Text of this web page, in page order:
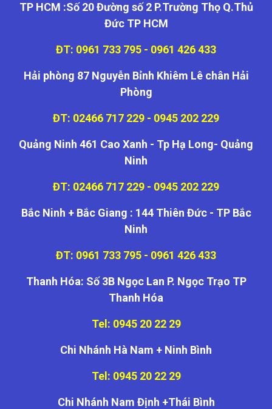
TP HCM :Số 20 Đường số 2 P.Trường Thọ Q.Thủ
Đức TP HCM
ĐT: 0961 733 795 - 0961 426 433
Hải phòng 87 Nguyễn Bỉnh Khiêm Lê chân Hải
Phòng
ĐT: 02466 717 229 - 0945 202 229
Quảng Ninh 461 Cao Xanh - Tp Hạ Long- Quảng
Ninh
ĐT: 02466 717 229 - 0945 202 229
Bắc Ninh + Bắc Giang : 144 Thiên Đức - TP Bắc
Ninh
ĐT: 0961 733 795 - 0961 426 433
Thanh Hóa: Số 3B Ngọc Lan P. Ngọc Trạo TP
Thanh Hóa
Tel: 0945 20 22 29
Chi Nhánh Hà Nam + Ninh Bình
Tel: 0945 20 22 29
Chi Nhánh Nam Định +Thái Bình